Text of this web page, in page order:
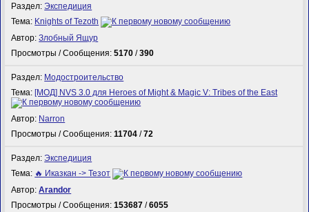
Раздел:Экспедиция
Тема: Knights of Tezoth
Автор:Злобный Ящур
Просмотры / Сообщения:5170 /390
Раздел: Модостроительство
Тема: [МОД] NVS 3.0 для Heroes of Might & Magic V: Tribes of the East
Автор: Narron
Просмотры / Сообщения:11704 /72
Раздел:Экспедиция
Тема: 🔥 Иказкан -> Тезот
Автор:Arandor
Просмотры / Сообщения:153687 /6055